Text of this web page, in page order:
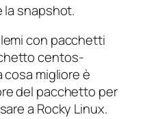
la snapshot.
con pacchetti
centos-
cosa migliore è
del pacchetto per
a Rocky Linux.